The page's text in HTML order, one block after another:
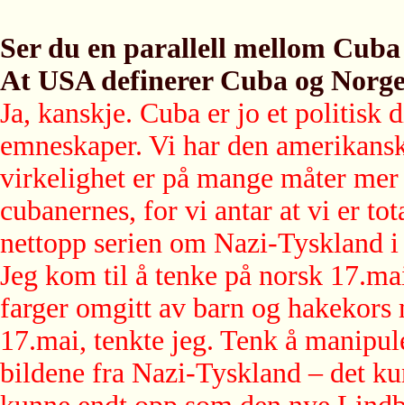
Ser du en parallell mellom
At USA definerer Cuba og
Ja, kanskje. Cuba er jo et politisk
emneskaper. Vi har den
virkelighet er på mange måter
cubanernes, for vi antar at vi er
nettopp serien om Nazi-Tyskland
Jeg kom til å tenke på norsk
farger omgitt av barn og hakekors
17.mai, tenkte jeg. Tenk å
bildene fra Nazi-Tyskland – det